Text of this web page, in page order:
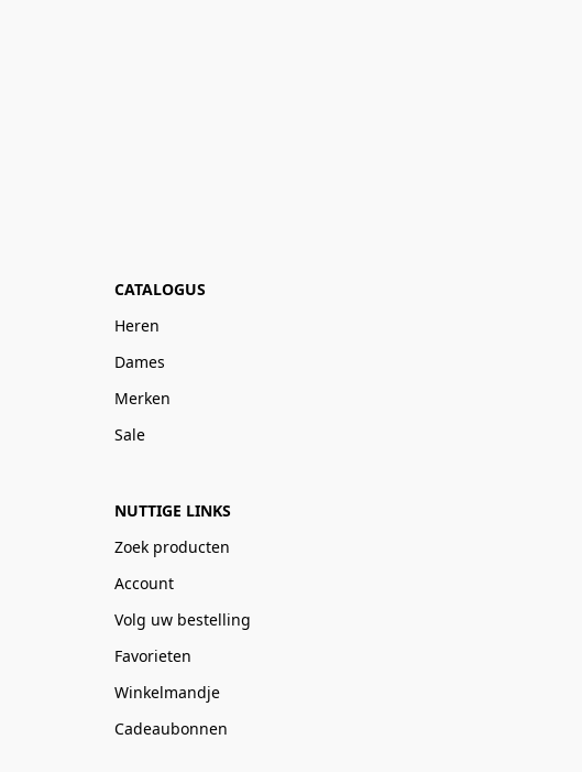
CATALOGUS
Heren
Dames
Merken
Sale
NUTTIGE LINKS
Zoek producten
Account
Volg uw bestelling
Favorieten
Winkelmandje
Cadeaubonnen